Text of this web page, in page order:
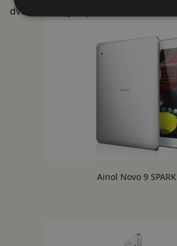
dvou barevných provedeních:
Ainol Novo 9 SPARK